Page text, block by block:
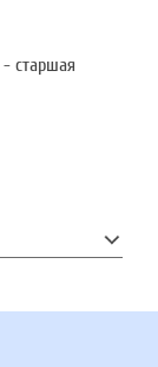
- старшая